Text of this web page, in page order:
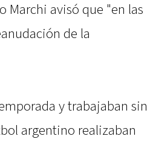
Marchi avisó que "en las
de la
y trabajaban sin
argentino realizaban